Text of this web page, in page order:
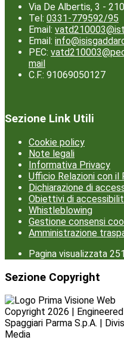
Via De Albertis, 3 -
Tel: 0331-779592/95
Email:
Email:
PEC:
mail
C.F.: 91069050127
Sezione Link Utili
Cookie policy
Note legali
Informativa Privacy
Ufficio Relazioni con il
Dichiarazione di
Obiettivi di
Whistleblowing
Gestione consensi
Amministrazione
Pagina visualizzata 251
Sezione Copyright
Copyright 2026 |
Spaggiari Parma S.p.A. |
Media